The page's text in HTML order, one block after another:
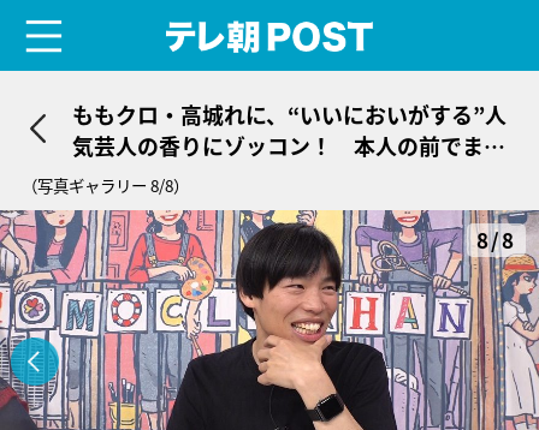
ももクロ・高城れに、“いいにおいがする”人
気芸人の香りにゾッコン！ 本人の前でまさ
かの大照れ
（写真ギャラリー 8/8）
8/8